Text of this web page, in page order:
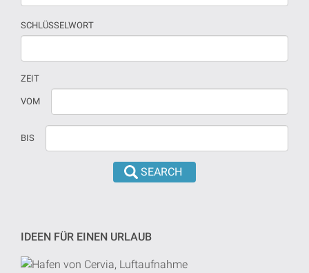
SCHLÜSSELWORT
ZEIT
Wenn
Datum
versehen
heute
in
Datum
dd/mm/yyyy
VOM
BIS
IDEEN FÜR EINEN URLAUB